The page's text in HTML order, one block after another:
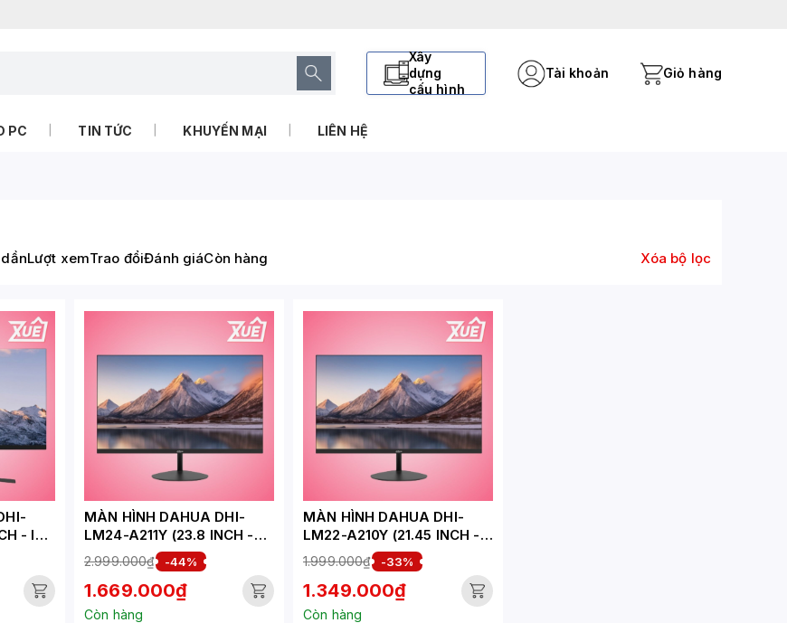
Xây
dựng
cấu hình
Tài khoản Giỏ hàng
PC TIN TỨC KHUYẾN MẠI LIÊN HỆ
Lượt xemTrao đổiĐánh giáCòn hàng Xóa bộ lọc
- IPS
MÀN HÌNH DAHUA DHI-
LM24-A211Y (23.8 INCH -
IPS - FHD - 5 MS - 120HZ)
2.999.000₫ -44%
1.669.000₫
Còn hàng
MÀN HÌNH DAHUA DHI-
LM22-A210Y (21.45 INCH -
VA - FHD - 5MS - 120HZ)
1.999.000₫ -33%
1.349.000₫
Còn hàng